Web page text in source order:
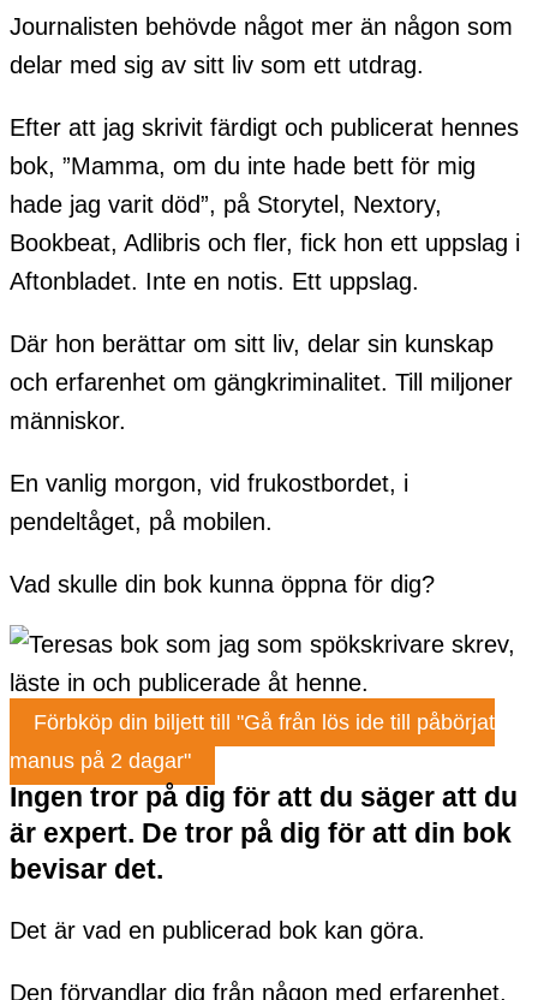
Journalisten behövde något mer än någon som
delar med sig av sitt liv som ett utdrag.
Efter att jag skrivit färdigt och publicerat hennes
bok, ”Mamma, om du inte hade bett för mig
hade jag varit död”, på Storytel, Nextory,
Bookbeat, Adlibris och fler, fick hon ett uppslag i
Aftonbladet. Inte en notis. Ett uppslag.
Där hon berättar om sitt liv, delar sin kunskap
och erfarenhet om gängkriminalitet. Till miljoner
människor.
En vanlig morgon, vid frukostbordet, i
pendeltåget, på mobilen.
Vad skulle din bok kunna öppna för dig?
Förbköp din biljett till "Gå från lös ide till påbörjat
manus på 2 dagar"
Ingen tror på dig för att du säger att du
är expert. De tror på dig för att din bok
bevisar det.
Det är vad en publicerad bok kan göra.
Den förvandlar dig från någon med erfarenhet,